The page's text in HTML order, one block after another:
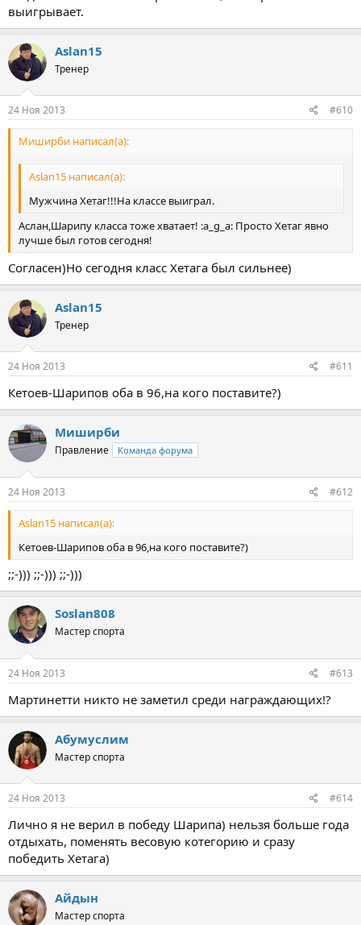
выигрывает.
Aslan15
Тренер
24 Ноя 2013 #610
Миширби написал(а):
Aslan15 написал(а):
Мужчина Хетаг!!!На классе выиграл.
Аслан,Шарипу класса тоже хватает! :a_g_a: Просто Хетаг явно
лучше был готов сегодня!
Согласен)Но сегодня класс Хетага был сильнее)
Aslan15
Тренер
24 Ноя 2013 #611
Кетоев-Шарипов оба в 96,на кого поставите?)
Миширби
Правление Команда форума
24 Ноя 2013 #612
Aslan15 написал(а):
Кетоев-Шарипов оба в 96,на кого поставите?)
;;-))) ;;-))) ;;-)))
Soslan808
Мастер спорта
24 Ноя 2013 #613
Мартинетти никто не заметил среди награждающих!?
Абумуслим
Мастер спорта
24 Ноя 2013 #614
Лично я не верил в победу Шарипа) нельзя больше года
отдыхать, поменять весовую котегорию и сразу
победить Хетага)
Айдын
Мастер спорта